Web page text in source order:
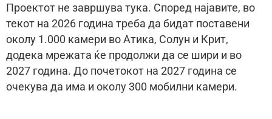
Проектот не завршува тука. Според најавите, во
текот на 2026 година треба да бидат поставени
околу 1.000 камери во Атика, Солун и Крит,
додека мрежата ќе продолжи да се шири и во
2027 година. До почетокот на 2027 година се
очекува да има и околу 300 мобилни камери.